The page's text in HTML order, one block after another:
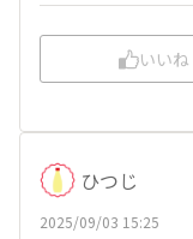
いいね
ひつじ
2025/09/03 15:25